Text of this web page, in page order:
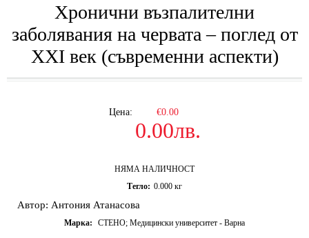
Хронични възпалителни
заболявания на червата – поглед от
ХХІ век (съвременни аспекти)
Цена: €0.00
0.00лв.
НЯМА НАЛИЧНОСТ
Тегло: 0.000 кг
Автор: Антония Атанасова
Марка: СТЕНО; Медицински университет - Варна